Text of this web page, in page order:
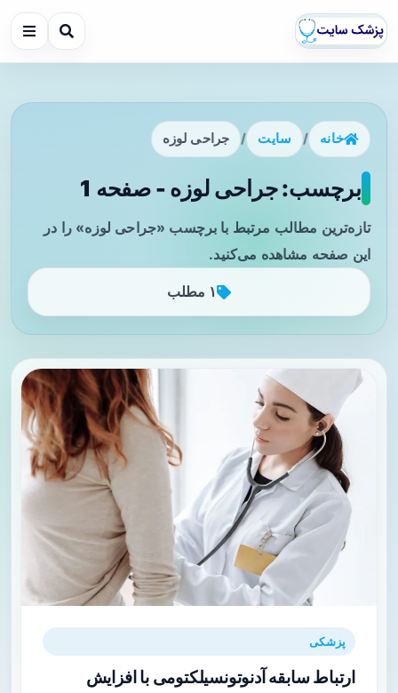
خانه / سایت / جراحی لوزه
برچسب: جراحی لوزه - صفحه 1
تازه‌ترین مطالب مرتبط با برچسب «جراحی لوزه» را در
این صفحه مشاهده می‌کنید.
۱ مطلب
پزشکی
ارتباط سابقه آدنوتونسیلکتومی با افزایش